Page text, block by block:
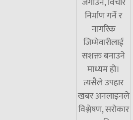
निर्माण गर्ने र
नागरिक
जिम्मेवारीलाई
सशक्त बनाउने
माध्यम हो।
त्यसैले उपहार
खबर अनलाइनले
विश्लेषण, सरोकार